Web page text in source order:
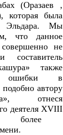
(Оразаев ,
которая была
Мы
что данное
совершенно не
составитель
также
ошибки в
автору
отнеся
деятеля XVIII